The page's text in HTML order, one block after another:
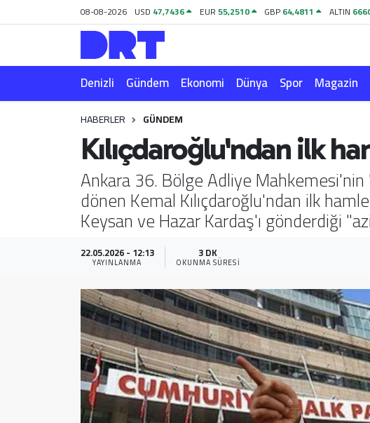
08-08-2026 USD 47,7436 EUR55,2510 GBP64,4811 ALTIN
Denizli Gündem Ekonomi Dünya Spor Magazin
HABERLER GÜNDEM
Kılıçdaroğlu'ndan ilk
Ankara 36. Bölge Adliye
dönen Kemal Kılıçdaroğlu'ndan ilk
Keysan ve Hazar Kardaş'ı gönderdiği
22.05.2026 - 12:13
YAYINLANMA
3 DK
OKUNMA SÜRESI
Gündem
Ekonomi
Magazin
Yazarlar
Resmi İlan
Hava Durumu
Trafik Durumu
Puan Durumu ve Fikstür
Tüm Manşetler
Son Dakika Haberleri
Haber Arşivi